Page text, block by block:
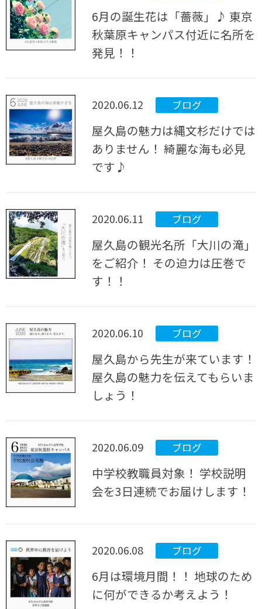
6月の誕生花は「薔薇」♪ 東京
秋葉原キャンパス付近に名所を
発見！！
2020.06.12 ブログ
屋久島の魅力は縄文杉だけでは
ありません！ 綺麗な海も必見
です♪
2020.06.11 ブログ
屋久島の観光名所「大川の滝」
をご紹介！ その迫力は圧巻で
す！！
2020.06.10 ブログ
屋久島から先生が来ています！
屋久島の魅力を伝えてもらいま
しょう！
2020.06.09 ブログ
中学校教職員対象！ 学校説明
会を3日連続でお届けします！
2020.06.08 ブログ
6月は環境月間！！ 地球のため
に何ができるか考えよう！